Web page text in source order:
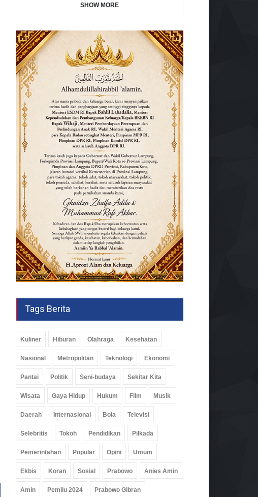
SHOW MORE
Tags Berita
Kuliner Hiburan Olahraga Kesehatan
Nasional Metropolitan Teknologi Ekonomi
Pantai Politik Seni-budaya Sekitar Kita
Wisata Gaya Hidup Hukum Film Musik
Daerah Internasional Bola Televisi
Selebritis Tokoh Pendidikan Pilkada
Pemerintahan Popular Opini Umum
Ekbis Koran Sosial Prabowo Anies Amin
Amin Pemilu 2024 Prabowo Gibran